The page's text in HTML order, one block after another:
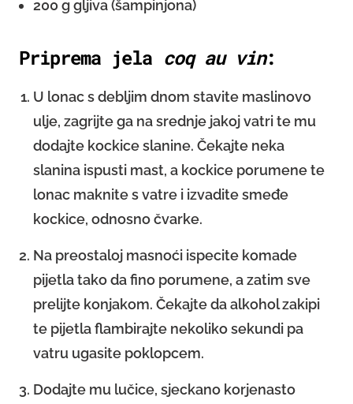
200 g gljiva (šampinjona)
Priprema jela coq au vin:
U lonac s debljim dnom stavite maslinovo
ulje, zagrijte ga na srednje jakoj vatri te mu
dodajte kockice slanine. Čekajte neka
slanina ispusti mast, a kockice porumene te
lonac maknite s vatre i izvadite smeđe
kockice, odnosno čvarke.
Na preostaloj masnoći ispecite komade
pijetla tako da fino porumene, a zatim sve
prelijte konjakom. Čekajte da alkohol zakipi
te pijetla flambirajte nekoliko sekundi pa
vatru ugasite poklopcem.
Dodajte mu lučice, sjeckano korjenasto